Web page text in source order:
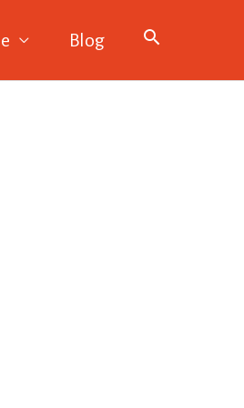
Blog